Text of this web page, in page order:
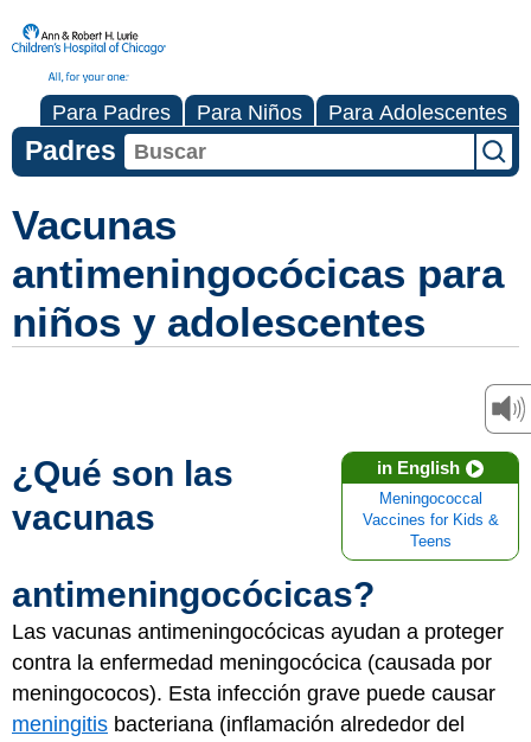
Para Padres Para Niños Para Adolescentes
Padres
Vacunas
antimeningocócicas para
niños y adolescentes
in English
Meningococcal
Vaccines for Kids &
Teens
¿Qué son las
vacunas
antimeningocócicas?
Las vacunas antimeningocócicas ayudan a proteger
contra la enfermedad meningocócica (causada por
meningococos). Esta infección grave puede causar
meningitis bacteriana (inflamación alrededor del